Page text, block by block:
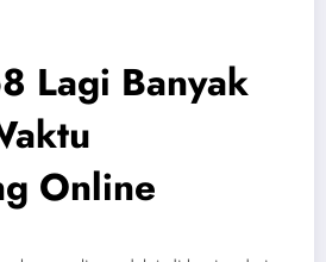
Lagi Banyak
Online